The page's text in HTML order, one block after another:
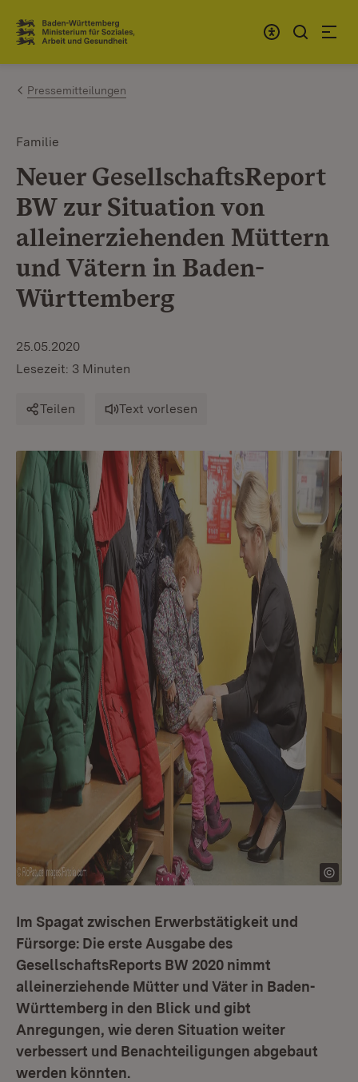
Zum Inhalt springen
Link zur Startseite
Pressemitteilungen
Familie
Neuer GesellschaftsReport
BW zur Situation von
alleinerziehenden Müttern
und Vätern in Baden-
Württemberg
25.05.2020
Lesezeit: 3 Minuten
Teilen Text vorlesen
Im Spagat zwischen Erwerbstätigkeit und
Fürsorge: Die erste Ausgabe des
GesellschaftsReports BW 2020 nimmt
alleinerziehende Mütter und Väter in Baden-
Württemberg in den Blick und gibt
Anregungen, wie deren Situation weiter
verbessert und Benachteiligungen abgebaut
werden könnten.